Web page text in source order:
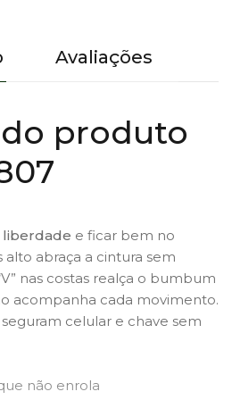
Avaliações
produto
e ficar bem no
abraça a cintura sem
nas costas realça o bumbum
acompanha cada movimento.
celular e chave sem
não enrola